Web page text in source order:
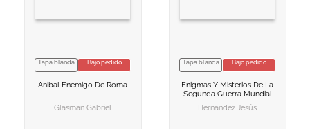
VER INFORMACION
Tapa blanda Bajo pedido
Anibal Enemigo De Roma
Glasman Gabriel
VER INFORMACION
AGREGAR AL
Tapa blanda Bajo pedido
Enigmas Y Misterios De La
Segunda Guerra Mundial
Hernández Jesús